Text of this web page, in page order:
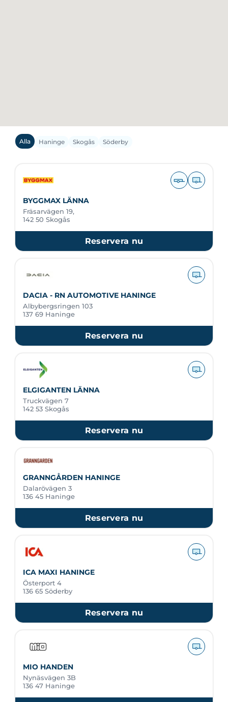
Alla Haninge Skogås Söderby
BYGGMAX LÄNNA
Fräsarvägen 19,
142 50 Skogås
Reservera nu
DACIA - RN AUTOMOTIVE HANINGE
Albybergsringen 103
137 69 Haninge
Reservera nu
ELGIGANTEN LÄNNA
Truckvägen 7
142 53 Skogås
Reservera nu
GRANNGÅRDEN HANINGE
Dalarövägen 3
136 45 Haninge
Reservera nu
ICA MAXI HANINGE
Österport 4
136 65 Söderby
Reservera nu
MIO HANDEN
Nynäsvägen 3B
136 47 Haninge